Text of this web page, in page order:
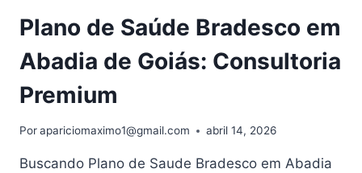
Plano de Saúde Bradesco em
Abadia de Goiás: Consultoria
Premium
Porapariciomaximo1@gmail.com abril 14, 2026
Buscando Plano de Saude Bradesco em Abadia